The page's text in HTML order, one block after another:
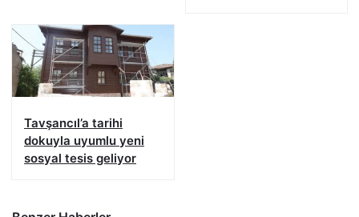
Tavşancıl’a tarihi
dokuyla uyumlu yeni
sosyal tesis geliyor